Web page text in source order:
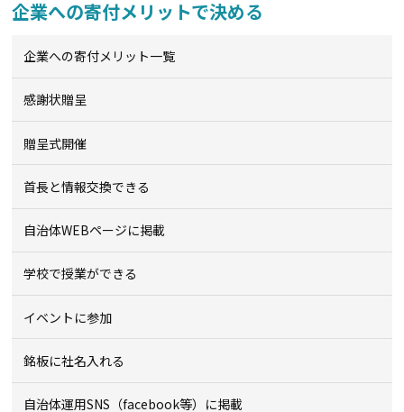
企業への寄付メリットで決める
企業への寄付メリット一覧
感謝状贈呈
贈呈式開催
首長と情報交換できる
自治体WEBページに掲載
学校で授業ができる
イベントに参加
銘板に社名入れる
自治体運用SNS（facebook等）に掲載